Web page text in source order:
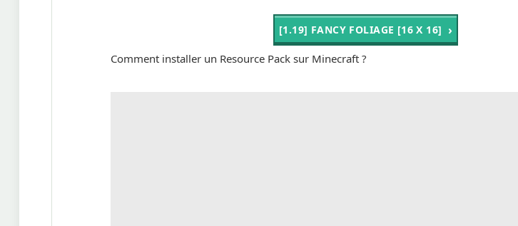
[1.19] FANCY FOLIAGE [16 X 16]
Comment installer un Resource Pack sur Minecraft ?